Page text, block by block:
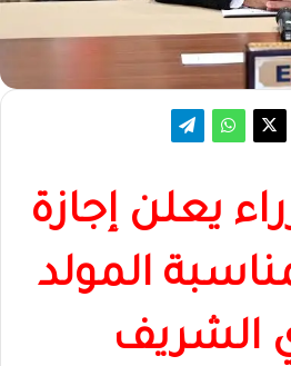
يعلن إجازة
المولد
الشريف